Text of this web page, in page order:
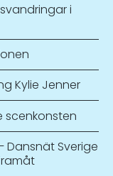
i
Kylie Jenner
scenkonsten
Dansnät Sverige